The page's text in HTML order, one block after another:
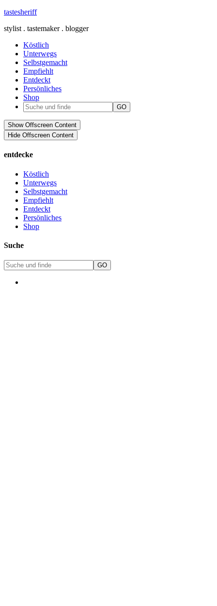
tastesheriff
stylist . tastemaker . blogger
Köstlich
Unterwegs
Selbstgemacht
Empfiehlt
Entdeckt
Persönliches
Shop
Show Offscreen Content
Hide Offscreen Content
entdecke
Köstlich
Unterwegs
Selbstgemacht
Empfiehlt
Entdeckt
Persönliches
Shop
Suche